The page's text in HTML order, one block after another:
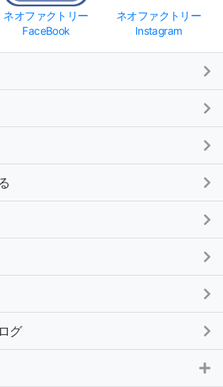
ネオファクトリー
FaceBook
ネオファクトリー
Instagram
グ